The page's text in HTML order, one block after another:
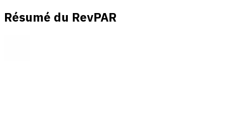
Résumé du RevPAR